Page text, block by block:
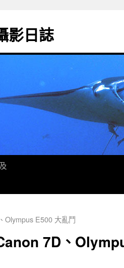
影日誌
Olympus E500 大亂鬥
7D、